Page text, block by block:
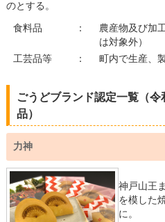
のとする。
食料品 ：
農産物及び加
は対象外）
工芸品等
： 町内で生産、
ごうどブランド認定一覧（
品）
力神
神戸山王
を模した
に。